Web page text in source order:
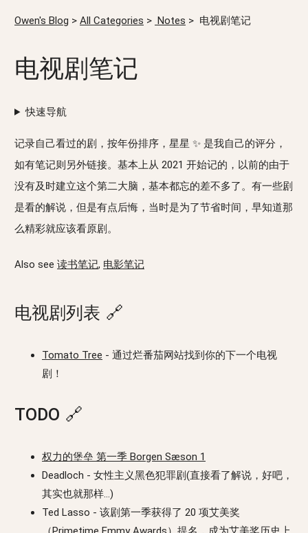
Owen's Blog > All Categories > Notes > 电视剧笔记
电视剧笔记
快速导航
记录自己看过的剧，按年份排序，星星 ✨ 是我自己的评分，
如有笔记则另外链接。基本上从 2021 开始记的，以前的由于
没有及时建立这个第二大脑，基本都忘的差不多了。有一些剧
是看的解说，但是有点后悔，当时是为了节省时间，早知道那
么精彩就应该看原剧。
Also see 读书笔记, 电影笔记
电视剧列表 🔗
Tomato Tree - 通过烂番茄网站找到你的下一个电视
剧！
TODO 🔗
权力的堡垒 第一季 Borgen Sæson 1
Deadloch - 女性主义黑色犯罪剧(直接看了解说，好吧，
其实也就那样…)
Ted Lasso - 该剧第一季获得了 20 项艾美奖